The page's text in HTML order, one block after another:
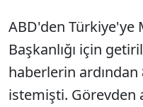
ABD'den Türkiye'ye
Başkanlığı için
haberlerin ardından
istemişti. Görevden